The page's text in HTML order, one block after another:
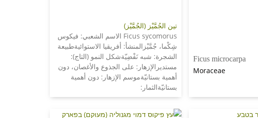
Ficus microcarpa
Moraceae
تين الجُمَّيْز (الجُمَّيْز)
Ficus sycomorus الاسم الشعبي: فيكوس
شِكْما، جُمَّيْزالمنشأ: أفريقيا الاستوائيةطبيعة
الشجرة: شبه نَفْضِيّةشكل النمو (التاج):
مستديرالإزهار: على الجذوع والأغصان، دون
أهمية بستانيّةموسم الإزهار: دون أهمية
بستانيّةالثمار: